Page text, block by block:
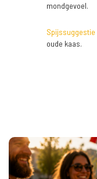
mondgevoel.
Spijssuggestie
oude kaas.